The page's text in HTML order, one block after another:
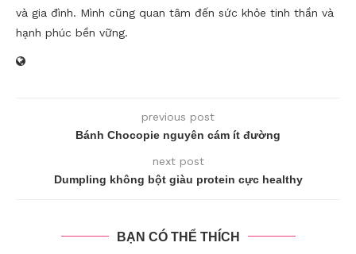
và gia đình. Mình cũng quan tâm đến sức khỏe tinh thần và
hạnh phúc bền vững.
previous post
Bánh Chocopie nguyên cám ít đường
next post
Dumpling không bột giàu protein cực healthy
BẠN CÓ THỂ THÍCH